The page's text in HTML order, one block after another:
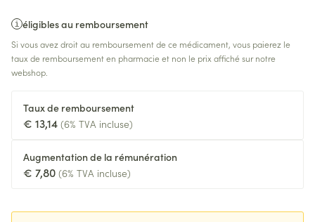
éligibles au remboursement
Si vous avez droit au remboursement de ce médicament, vous paierez le
taux de remboursement en pharmacie et non le prix affiché sur notre
webshop.
Taux de remboursement
€ 13,14 (6% TVA incluse)
Augmentation de la rémunération
€ 7,80 (6% TVA incluse)